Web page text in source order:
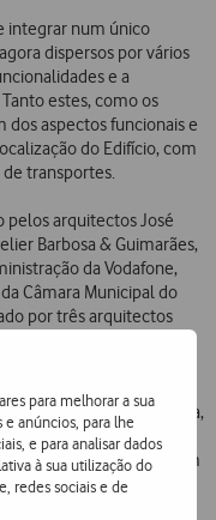
para melhorar a sua
anúncios, para lhe
e para analisar dados
à sua utilização do
redes sociais e de
integrar num único
dispersos por vários
e a
estes, como os
dos aspectos funcionais e
do Edifício, com
transportes.
pelos arquitectos José
Barbosa & Guimarães,
da Vodafone,
Câmara Municipal do
por três arquitectos
lote de 1970 m2, tem
e 19 metros de altura,
para 240 postos de
anos e representa um